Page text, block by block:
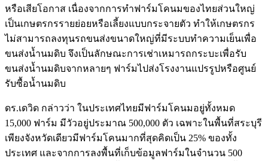
หรือเสียโอกาส เนื่องจากการทำฟาร์มโคนมของไทยส่วนใหญ่
เป็นเกษตรกรรายย่อยหรือเลี้ยงแบบกระจายตัว ทำให้เกษตรกร
ไม่สามารถลงทุนรถขนส่งขนาดใหญ่ที่มีระบบทำความเย็นเพื่อ
ขนส่งน้ำนมดิบ จึงเป็นลักษณะการเช่าเหมารถกระบะเพื่อรับ
ขนส่งน้ำนมดิบจากหลายๆ ฟาร์มไปส่งโรงงานแปรรูปหรือศูนย์
รับซื้อน้ำนมดิบ
ดร.เดวิด กล่าวว่า ในประเทศไทยมีฟาร์มโคนมอยู่ทั้งหมด
15,000 ฟาร์ม มีวัวอยู่ประมาณ 500,000 ตัว เฉพาะในพื้นที่สระบุรี
เพียงจังหวัดเดียวมีฟาร์มโคนมากที่สุดคิดเป็น 25% ของทั้ง
ประเทศ และจากการลงพื้นที่เก็บข้อมูลฟาร์มในจำนวน 500